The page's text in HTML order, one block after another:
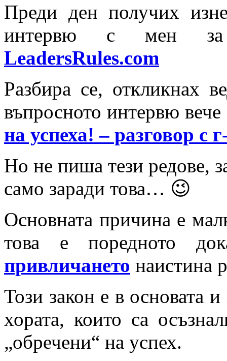
Преди ден получих
интервю с мен за
LeadersRules.com
Разбира се, откликнах
въпросното интервю
на успеха! – разговор с
Но не пиша тези редове,
само заради това… 😉
Основната причина е
това е поредното
привличането наистина
Този закон е в основата
хората, които са
„обречени“ на успех.